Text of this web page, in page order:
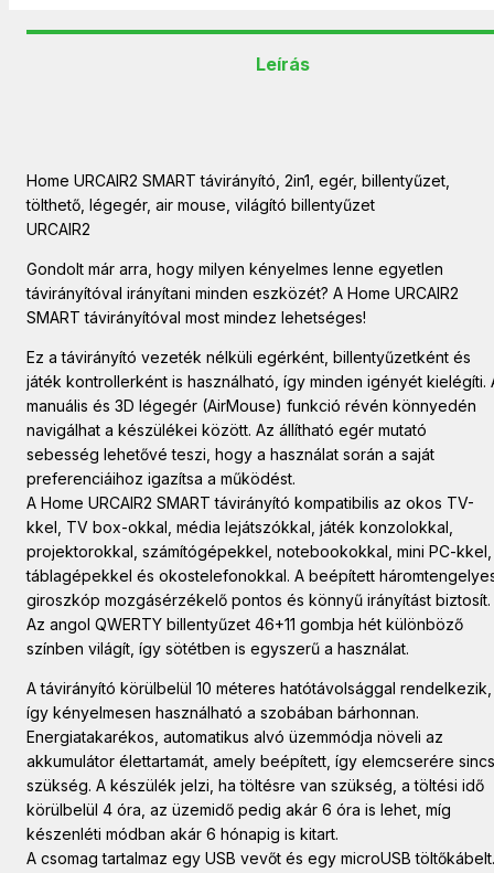
Leírás
Home URCAIR2 SMART távirányító, 2in1, egér, billentyűzet,
tölthető, légegér, air mouse, világító billentyűzet
URCAIR2
Gondolt már arra, hogy milyen kényelmes lenne egyetlen
távirányítóval irányítani minden eszközét? A Home URCAIR2
SMART távirányítóval most mindez lehetséges!
Ez a távirányító vezeték nélküli egérként, billentyűzetként és
játék kontrollerként is használható, így minden igényét kielégíti.
manuális és 3D légegér (AirMouse) funkció révén könnyedén
navigálhat a készülékei között. Az állítható egér mutató
sebesség lehetővé teszi, hogy a használat során a saját
preferenciáihoz igazítsa a működést.
A Home URCAIR2 SMART távirányító kompatibilis az okos TV-
kkel, TV box-okkal, média lejátszókkal, játék konzolokkal,
projektorokkal, számítógépekkel, notebookokkal, mini PC-kkel,
táblagépekkel és okostelefonokkal. A beépített
giroszkóp mozgásérzékelő pontos és könnyű irányítást biztosít.
Az angol QWERTY billentyűzet 46+11 gombja hét különböző
színben világít, így sötétben is egyszerű a használat.
A távirányító körülbelül 10 méteres hatótávolsággal rendelkezik,
így kényelmesen használható a szobában bárhonnan.
Energiatakarékos, automatikus alvó üzemmódja növeli az
akkumulátor élettartamát, amely beépített, így elemcserére sincs
szükség. A készülék jelzi, ha töltésre van szükség, a töltési idő
körülbelül 4 óra, az üzemidő pedig akár 6 óra is lehet, míg
készenléti módban akár 6 hónapig is kitart.
A csomag tartalmaz egy USB vevőt és egy microUSB töltőkábelt.